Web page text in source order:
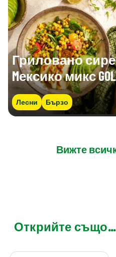
Гриловано
Mексико микс
Лесни Бързо
Вижте
Открийте също...